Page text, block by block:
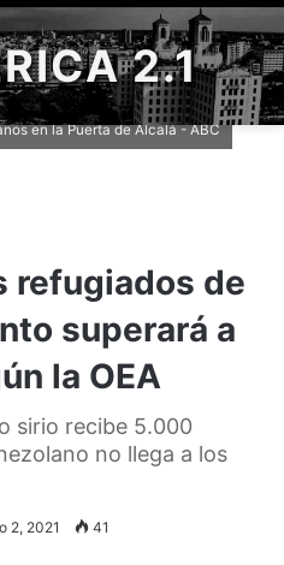
2.1
en la Puerta de Alcalá - ABC
refugiados de
superará a
la OEA
sirio recibe 5.000
no llega a los
2, 2021 41